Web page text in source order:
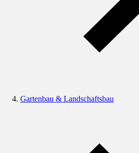
Gartenbau & Landschaftsbau